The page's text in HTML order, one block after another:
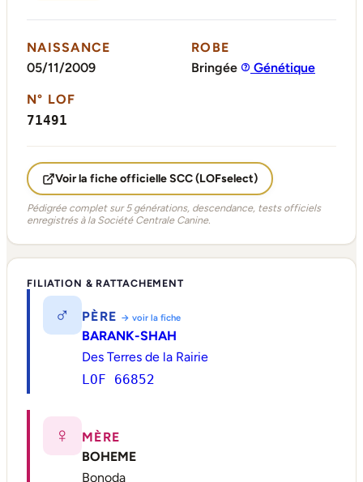
NAISSANCE
05/11/2009
ROBE
Bringée
Génétique
N° LOF
71491
Voir la fiche officielle SCC (LOFselect)
Pédigrée complet sur 5 générations, descendance, tests officiels
enregistrés à la Société Centrale Canine.
FILIATION & RATTACHEMENT
♂ PÈRE → voir la fiche
BARANK-SHAH
Des Terres de la Rairie
LOF 66852
♀
MÈRE
BOHEME
Bonoda